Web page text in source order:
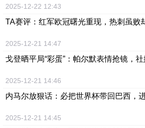
2025-12-22 12:43
TA赛评：红军欧冠曙光重现，热刺虽败
2025-12-21 14:47
戈登晒平局“彩蛋”：帕尔默表情抢镜，社
2025-12-21 14:46
内马尔放狠话：必把世界杯带回巴西，
2025-12-21 14:45